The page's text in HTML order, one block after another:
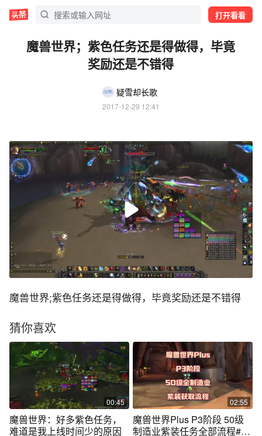
打开看看
魔兽世界；紫色任务还是得做得，毕竟
奖励还是不错得
疑雪却长歌
2017-12-29 12:41
魔兽世界;紫色任务还是得做得，毕竟奖励还是不错得
猜你喜欢
00:45
魔兽世界：好多紫色任务，
难道是我上线时间少的原因
02:55
魔兽世界Plus P3阶段 50级
制造业紫装任务全部流程#魔